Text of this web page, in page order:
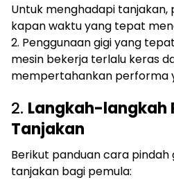
Untuk menghadapi tanjakan,
kapan waktu yang tepat
2. Penggunaan gigi yang
mesin bekerja terlalu keras
mempertahankan performa
2. Langkah-langkah
Tanjakan
Berikut panduan cara pindah
tanjakan bagi pemula: